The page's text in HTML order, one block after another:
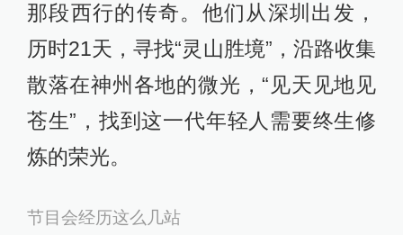
那段西行的传奇。他们从深圳出发，
历时21天，寻找“灵山胜境”，沿路收集
散落在神州各地的微光，“见天见地见
苍生”，找到这一代年轻人需要终生修
炼的荣光。
节目会经历这么几站